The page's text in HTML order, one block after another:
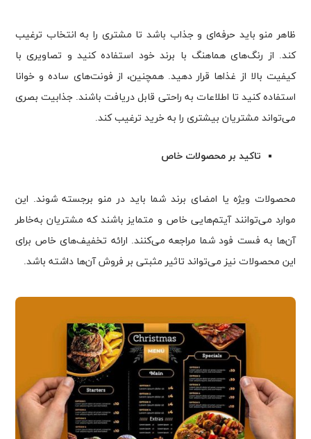
ظاهر منو باید حرفه‌ای و جذاب باشد تا مشتری را به انتخاب ترغیب
کند. از رنگ‌های هماهنگ با برند خود استفاده کنید و تصاویری با
کیفیت بالا از غذاها قرار دهید. همچنین، از فونت‌های ساده و خوانا
استفاده کنید تا اطلاعات به راحتی قابل دریافت باشند. جذابیت بصری
می‌تواند مشتریان بیشتری را به خرید ترغیب کند.
تاکید بر محصولات خاص
محصولات ویژه یا امضای برند شما باید در منو برجسته شوند. این
موارد می‌توانند آیتم‌هایی خاص و متمایز باشند که مشتریان به‌خاطر
آن‌ها به فست فود شما مراجعه می‌کنند. ارائه تخفیف‌های خاص برای
این محصولات نیز می‌تواند تاثیر مثبتی بر فروش آن‌ها داشته باشد.